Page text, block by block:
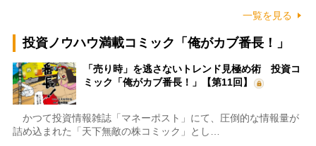
一覧を見る
投資ノウハウ満載コミック「俺がカブ番長！」
「売り時」を逃さないトレンド見極め術 投資コ
ミック「俺がカブ番長！」【第11回】
かつて投資情報雑誌「マネーポスト」にて、圧倒的な情報量が
詰め込まれた「天下無敵の株コミック」とし…